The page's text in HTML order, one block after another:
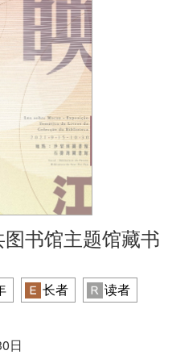
书馆主题馆藏书
长者
读者
日